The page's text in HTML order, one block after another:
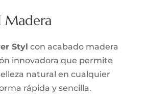
Madera
Styl con acabado madera
innovadora que permite
natural en cualquier
rápida y sencilla.